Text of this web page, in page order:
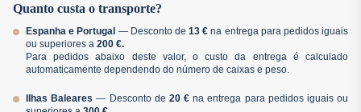
Quanto custa o transporte?
Espanha e Portugal — Desconto de13 € na entrega para pedidos iguais
ou superiores a 200 €.
Para pedidos abaixo deste valor, o custo da entrega é calculado
automaticamente dependendo do número de caixas e peso.
Ilhas Baleares — Desconto de 20 € na entrega para pedidos iguais ou